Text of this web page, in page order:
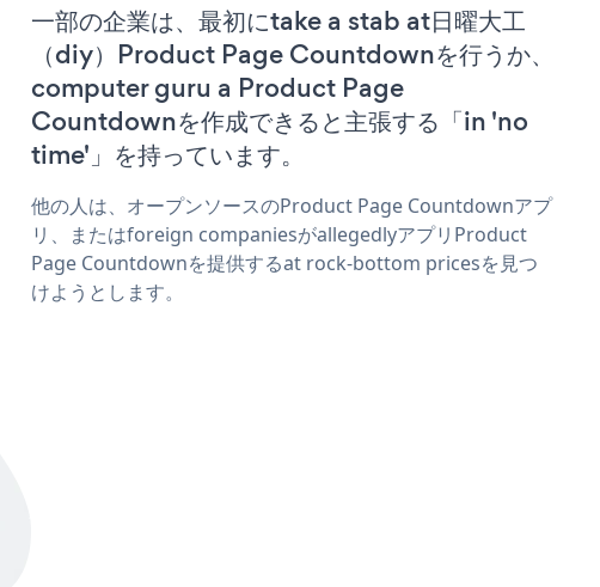
一部の企業は、最初にtake a stab at日曜大工
（diy）Product Page Countdownを行うか、
computer guru a Product Page
Countdownを作成できると主張する「in 'no
time'」を持っています。
他の人は、オープンソースのProduct Page Countdownアプ
リ、またはforeign companiesがallegedlyアプリProduct
Page Countdownを提供するat rock-bottom pricesを見つ
けようとします。